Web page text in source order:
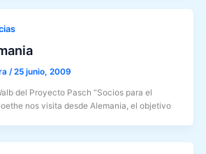
/25 junio, 2009
del Proyecto Pasch “Socios para el
nos visita desde Alemania, el objetivo